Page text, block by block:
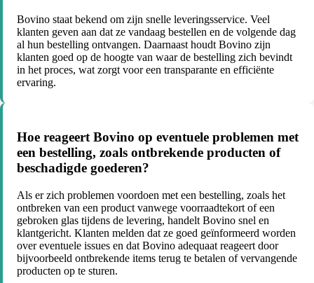
Bovino staat bekend om zijn snelle leveringsservice. Veel
klanten geven aan dat ze vandaag bestellen en de volgende dag
al hun bestelling ontvangen. Daarnaast houdt Bovino zijn
klanten goed op de hoogte van waar de bestelling zich bevindt
in het proces, wat zorgt voor een transparante en efficiënte
ervaring.
Hoe reageert Bovino op eventuele problemen met
een bestelling, zoals ontbrekende producten of
beschadigde goederen?
Als er zich problemen voordoen met een bestelling, zoals het
ontbreken van een product vanwege voorraadtekort of een
gebroken glas tijdens de levering, handelt Bovino snel en
klantgericht. Klanten melden dat ze goed geïnformeerd worden
over eventuele issues en dat Bovino adequaat reageert door
bijvoorbeeld ontbrekende items terug te betalen of vervangende
producten op te sturen.